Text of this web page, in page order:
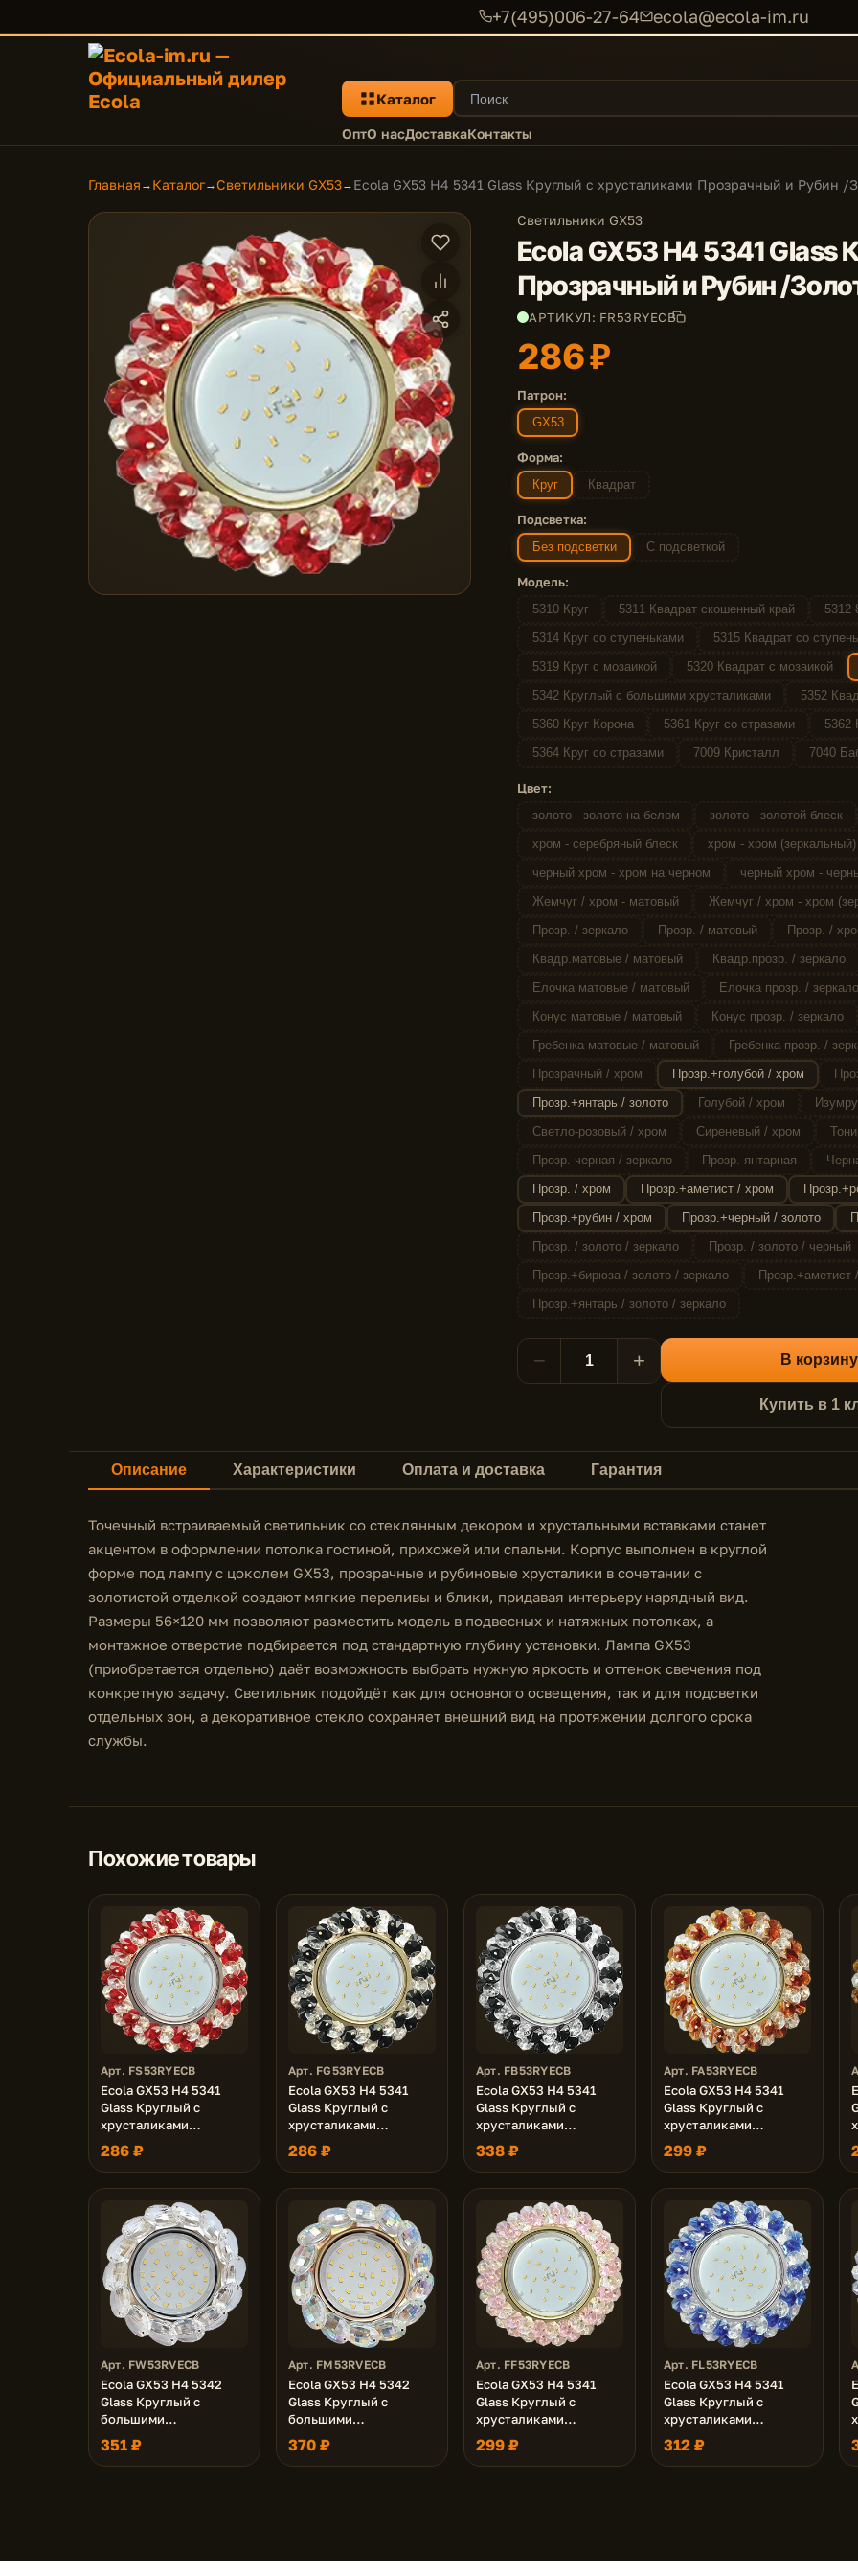
+7(495)006-27-64 ecola@ecola-im.ru
Каталог
ОптО насДоставкаКонтакты
Главная → Каталог→Светильники GX53→ Ecola GX53 H4 5341 Glass Круглый с хрусталиками Прозрачный и Рубин /
Светильники GX53
Ecola GX53 H4 5341 Glass
Прозрачный и Рубин /
АРТИКУЛ: FR53RYECB
286 ₽
Патрон:
GX53
Форма:
Круг Квадрат
Подсветка:
Без подсветки С подсветкой
Модель:
5310 Круг 5311 Квадрат скошенный край
5312
5314 Круг со ступеньками
5315 Квадрат со
5319 Круг с мозаикой
5320 Квадрат с мозаикой
5342 Круглый с большими хрусталиками
5352
5360 Круг Корона
5361 Круг со стразами
5362
5364 Круг со стразами
7009 Кристалл 7040
Цвет:
золото - золото на белом
золото - золотой блеск
хром - серебряный блеск
хром - хром (зеркальный)
черный хром - хром на черном
черный хром -
Жемчуг / хром - матовый
Жемчуг / хром - хром
Прозр. / зеркало
Прозр. / матовый
Прозр. /
Квадр.матовые / матовый
Квадр.прозр. / зеркало
Елочка матовые / матовый
Елочка прозр. / зеркало
Конус матовые / матовый
Конус прозр. / зеркало
Гребенка матовые / матовый
Гребенка прозр. /
Прозрачный / хром
Прозр.+голубой / хром
Прозр.+янтарь / золото
Голубой / хром
Светло-розовый / хром
Сиреневый / хром
Прозр.-черная / зеркало
Прозр.-янтарная
Прозр. / хром
Прозр.+аметист / хром
Прозр.+рубин / хром
Прозр.+черный / золото
Прозр. / золото / зеркало
Прозр. / золото / черный
Прозр.+бирюза / золото / зеркало
Прозр.+аметист
Прозр.+янтарь / золото / зеркало
− + В корзину
Купить в 1
Описание Характеристики Оплата и доставка Гарантия
Точечный встраиваемый светильник со стеклянным декором и хрустальными вставками станет
акцентом в оформлении потолка гостиной, прихожей или спальни. Корпус выполнен в круглой
форме под лампу с цоколем GX53, прозрачные и рубиновые хрусталики в сочетании с
золотистой отделкой создают мягкие переливы и блики, придавая интерьеру нарядный вид.
Размеры 56×120 мм позволяют разместить модель в подвесных и натяжных потолках, а
монтажное отверстие подбирается под стандартную глубину установки. Лампа GX53
(приобретается отдельно) даёт возможность выбрать нужную яркость и оттенок свечения под
конкретную задачу. Светильник подойдёт как для основного освещения, так и для подсветки
отдельных зон, а декоративное стекло сохраняет внешний вид на протяжении долгого срока
службы.
Похожие товары
Арт. FS53RYECB
Ecola GX53 H4 5341
Glass Круглый с
хрусталиками
Прозрачный и Рубин /
Хром 56x120 (к+)
286 ₽
Арт. FG53RYECB
Ecola GX53 H4 5341
Glass Круглый с
хрусталиками
Прозрачный и Черный
/Золото 56x120 (к+)
286 ₽
Арт. FB53RYECB
Ecola GX53 H4 5341
Glass Круглый с
хрусталиками
Прозрачный и Черный
/Хром 56x120 (к+)
338 ₽
Арт. FA53RYECB
Ecola GX53 H4 5341
Glass Круглый с
хрусталиками
Прозрачный и Янтарь /
Золото 56x120 (к+)
299 ₽
Арт. FW53RVECB
Ecola GX53 H4 5342
Glass Круглый с
большими
хрусталиками Прозр. /
Хром 56x125 (к+)
351 ₽
Арт. FM53RVECB
Ecola GX53 H4 5342
Glass Круглый с
большими
хрусталиками
Прозр.искристый/
Золото 56x125 (к+)
370 ₽
Арт. FF53RYECB
Ecola GX53 H4 5341
Glass Круглый с
хрусталиками
Прозрачный и Розовый
/Золото 56x120 (к+)
299 ₽
Арт. FL53RYECB
Ecola GX53 H4 5341
Glass Круглый с
хрусталиками
Прозрачный и Голубой
/Хром 56x120 (к+)
312 ₽
/